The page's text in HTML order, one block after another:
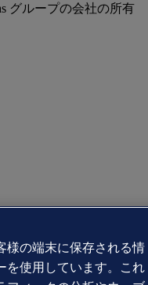
グループの会社の所有
様の端末に保存される情
を使用しています。これ